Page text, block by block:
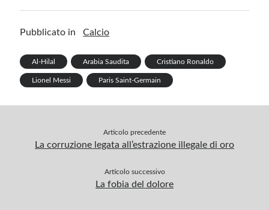
o
k
n
p
h
ar
Pubblicato in Calcio
Al-Hilal Arabia Saudita Cristiano Ronaldo
Lionel Messi Paris Saint-Germain
Articolo precedente
La corruzione legata all’estrazione illegale di oro
Articolo successivo
La fobia del dolore